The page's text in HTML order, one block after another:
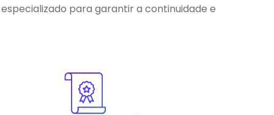
para garantir a continuidade e